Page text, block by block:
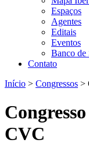
Espaços
Agentes
Editais
Eventos
Banco de
Contato
Início > Congressos >
CVC